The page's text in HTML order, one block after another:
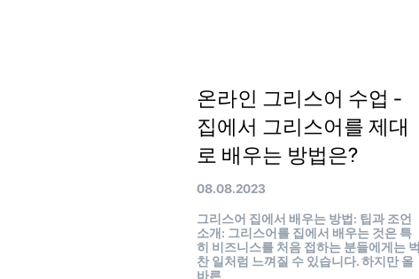
온라인 그리스어 수업 -
집에서 그리스어를 제대
로 배우는 방법은?
08.08.2023
그리스어 집에서 배우는 방법: 팁과 조언
소개: 그리스어를 집에서 배우는 것은 특
히 비즈니스를 처음 접하는 분들에게는 벅
찬 일처럼 느껴질 수 있습니다. 하지만 올
바른